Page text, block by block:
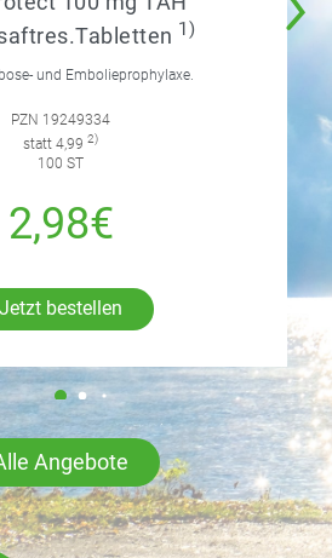
1)
und Embolieprophylaxe.
PZN 19249334
statt 4,99 2)
100 ST
2,98€
Jetzt bestellen
Angebote